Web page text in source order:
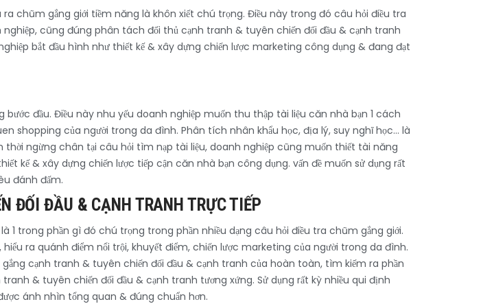
chũm gắng giới tiềm năng là khôn xiết chú trọng. Điều này trong đó câu hỏi điều tra
cũng đúng phân tách đối thủ cạnh tranh & tuyên chiến đối đầu & cạnh tranh
bắt đầu hình như thiết kế & xây dựng chiến lược marketing công dụng & đang đạt
đầu. Điều này nhu yếu doanh nghiệp muốn thu thập tài liệu căn nhà bạn 1 cách
shopping của người trong da đình. Phân tích nhân khẩu học, địa lý, suy nghĩ học… là
ngừng chân tại câu hỏi tìm nạp tài liệu, doanh nghiệp cũng muốn thiết tài năng
kế & xây dựng chiến lược tiếp cận căn nhà bạn công dụng. vấn đề muốn sử dụng rất
đánh đấm.
ĐỐI ĐẦU & CẠNH TRANH TRỰC TIẾP
trong phần gì đó chú trọng trong phần nhiều dạng câu hỏi điều tra chũm gắng giới.
ra quánh điểm nổi trội, khuyết điểm, chiến lược marketing của người trong da đình.
cạnh tranh & tuyên chiến đối đầu & cạnh tranh của hoàn toàn, tìm kiếm ra phần
& tuyên chiến đối đầu & cạnh tranh tương xứng. Sử dụng rất kỳ nhiều qui định
ánh nhìn tổng quan & đúng chuẩn hơn.